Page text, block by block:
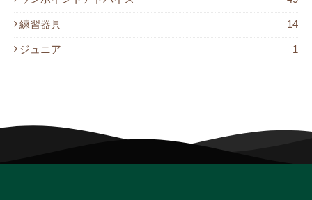
練習器具 14
ジュニア 1